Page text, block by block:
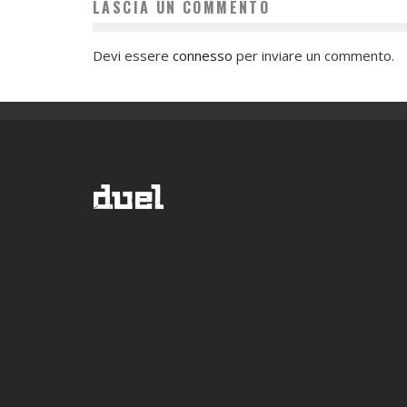
LASCIA UN COMMENTO
Devi essere connesso per inviare un commento.